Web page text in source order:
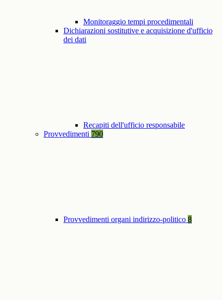
Monitoraggio tempi procedimentali
Dichiarazioni sostitutive e acquisizione d'ufficio
dei dati
Recapiti dell'ufficio responsabile
Provvedimenti 790
Provvedimenti organi indirizzo-politico 8